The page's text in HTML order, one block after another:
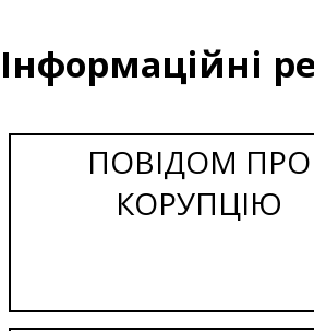
Інформаційні
ПОВІДОМ ПРО
КОРУПЦІЮ